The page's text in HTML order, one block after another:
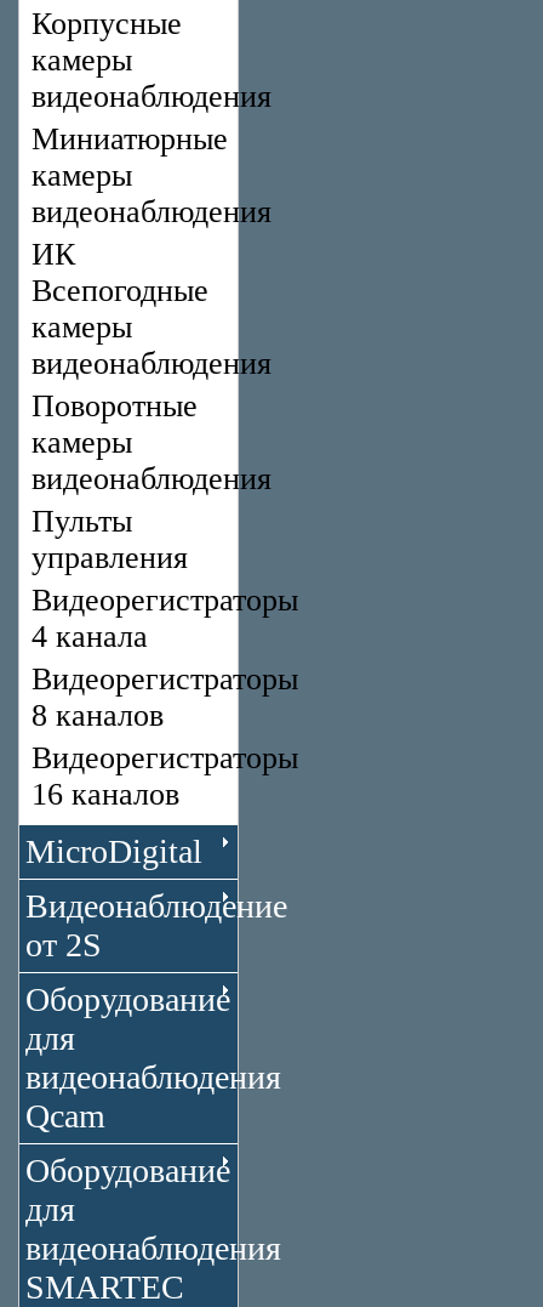
Корпусные
камеры
видеонаблюдения
Миниатюрные
камеры
видеонаблюдения
ИК
Всепогодные
камеры
видеонаблюдения
Поворотные
камеры
видеонаблюдения
Пульты
управления
Видеорегистраторы
4 канала
Видеорегистраторы
8 каналов
Видеорегистраторы
16 каналов
MicroDigital
Видеонаблюдение
от 2S
Оборудование
для
видеонаблюдения
Qcam
Оборудование
для
видеонаблюдения
SMARTEC